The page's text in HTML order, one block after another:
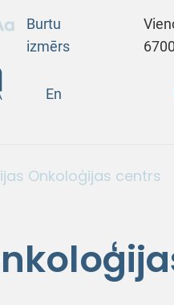
Burtu
izmērs
En
Onkoloģijas centrs